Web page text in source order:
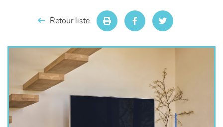
décoration
Retour liste